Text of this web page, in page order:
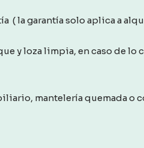
( la garantía solo aplica a
y loza limpia, en caso de
mantelería quemada o